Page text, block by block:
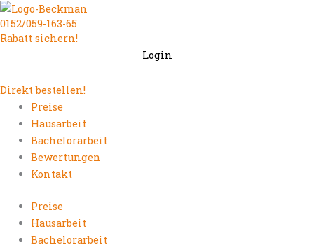
Zum
Inhalt
springen
0152/059-163-65
Rabatt sichern!
Login
Direkt bestellen!
Preise
Hausarbeit
Bachelorarbeit
Bewertungen
Kontakt
Preise
Hausarbeit
Bachelorarbeit